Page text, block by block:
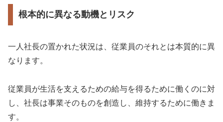
根本的に異なる動機とリスク
一人社長の置かれた状況は、従業員のそれとは本質的に異
なります。
従業員が生活を支えるための給与を得るために働くのに対
し、社長は事業そのものを創造し、維持するために働きま
す。